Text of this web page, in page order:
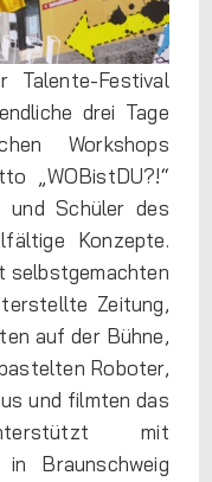
Talente-Festival
drei Tage
Workshops
„WOBistDU?!“
und Schüler des
Konzepte.
selbstgemachten
Zeitung,
auf der Bühne,
Roboter,
und filmten das
mit
Braunschweig